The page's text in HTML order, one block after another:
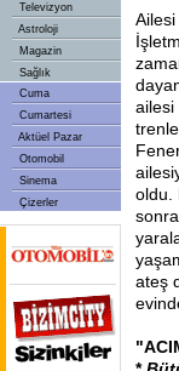
Televizyon
Astroloji
Magazin
Sağlık
Cuma
Cumartesi
Aktüel Pazar
Otomobil
Sinema
Çizerler
ailesi
oldu.
ateş